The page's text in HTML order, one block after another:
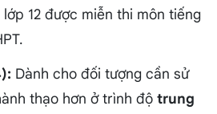
12 được miễn thi môn tiếng
Dành cho đối tượng cần sử
thạo hơn ở trình độ trung